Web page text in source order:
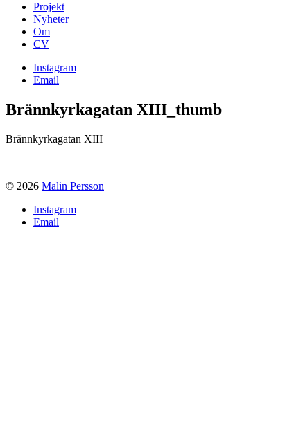
Projekt
Nyheter
Om
CV
Instagram
Email
Brännkyrkagatan XIII_thumb
Brännkyrkagatan XIII
© 2026 Malin Persson
Instagram
Email